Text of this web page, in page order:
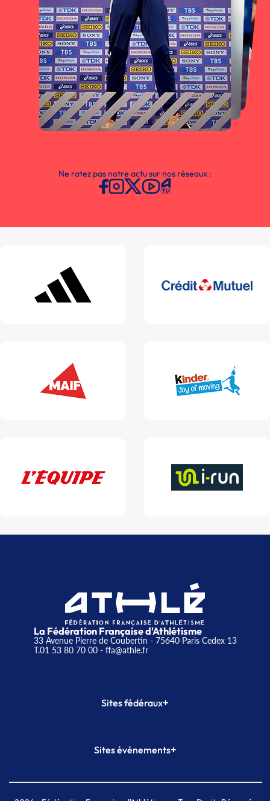
Ne ratez pas notre actu sur nos réseaux :
La Fédération Française d'Athlétisme
33 Avenue Pierre de Coubertin - 75640 Paris Cedex 13
T.01 53 80 70 00- ffa@athle.fr
Sites fédéraux+
Plateforme Formation
Sites événements+
Meeting de Paris indoor